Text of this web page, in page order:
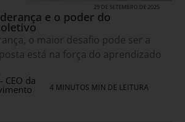
29 DE SETEMBRO DE 2025
e o poder do
o maior desafio pode ser a
está na força do aprendizado
CEO da
4 MINUTOS MIN DE LEITURA